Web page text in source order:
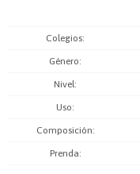
Colegios
Género
Nivel
Uso
Composición
Prenda